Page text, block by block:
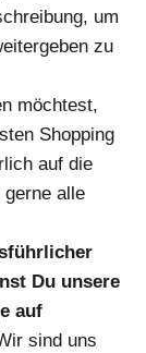
um
zu
möchtest,
Shopping
auf die
gerne alle
Du unsere
auf
sind uns